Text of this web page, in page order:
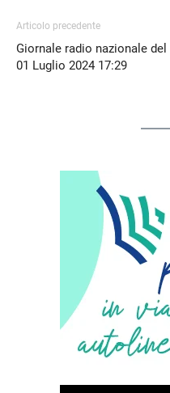
Articolo precedente
Giornale radio nazionale del
01 Luglio 2024 17:29